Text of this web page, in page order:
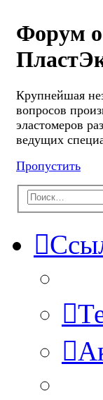
Форум
Крупнейшая
вопросов
эластомеров
ведущих
Пропустить